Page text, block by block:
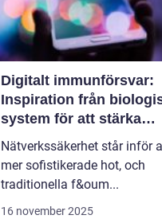
Digitalt immunförsvar:
Inspiration från
system för att stärka
nätverkssäkerhet
Nätverkssäkerhet står inför
mer sofistikerade hot, och
traditionella f&oum...
16 november 2025